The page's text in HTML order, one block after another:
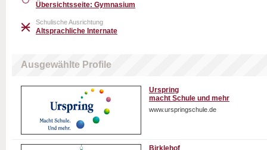
Übersichtsseite: Gymnasium
Schulische Ausrichtung
Altsprachliche Internate
Ausgewählte Profile
Urspring
macht Schule und mehr
www.urspringschule.de
Birklehof